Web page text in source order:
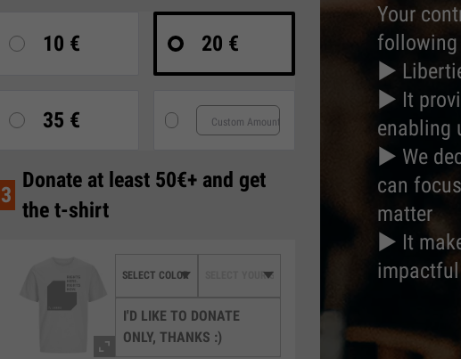
10 € 20 €
35 €
3
Donate at least 50€+ and get
the t-shirt
I'D LIKE TO DONATE
ONLY, THANKS :)
Your
following
►
► It
enabling
► We
can
matter
► It
impactful